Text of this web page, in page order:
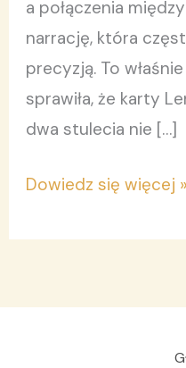
a połączenia
narrację, która
precyzją. To
sprawiła, że karty
dwa stulecia nie […]
Dowiedz się więcej »